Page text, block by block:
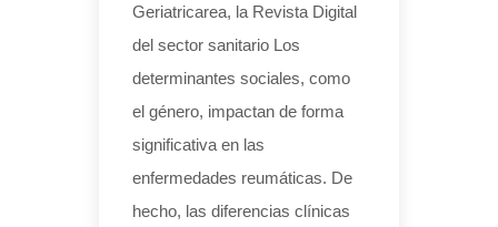
Geriatricarea, la Revista Digital
del sector sanitario Los
determinantes sociales, como
el género, impactan de forma
significativa en las
enfermedades reumáticas. De
hecho, las diferencias clínicas